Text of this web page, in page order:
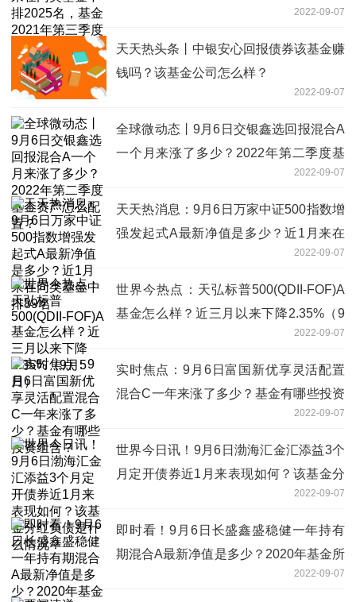
2022-09-07
天天热头条丨中银安心回报债券该基金赚
钱吗？该基金公司怎么样？
2022-09-07
全球微动态丨9月6日交银鑫选回报混合A
一个月来涨了多少？2022年第二季度基
2022-09-07
天天热消息：9月6日万家中证500指数增
强发起式A最新净值是多少？近1月来在
2022-09-07
世界今热点：天弘标普500(QDII-FOF)A
基金怎么样？近三月以来下降2.35%（9
2022-09-07
实时焦点：9月6日富国新优享灵活配置
混合C一年来涨了多少？基金有哪些投资
2022-09-07
世界今日讯！9月6日渤海汇金汇添益3个
月定开债券近1月来表现如何？该基金分
2022-09-07
即时看！9月6日长盛鑫盛稳健一年持有
期混合A最新净值是多少？2020年基金所
2022-09-07